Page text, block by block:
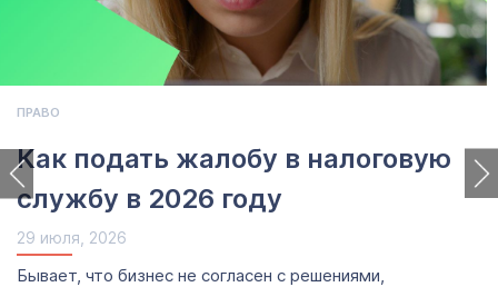
ПРАВО
Как подать жалобу в налоговую
службу в 2026 году
29 июля, 2026
Бывает, что бизнес не согласен с решениями,